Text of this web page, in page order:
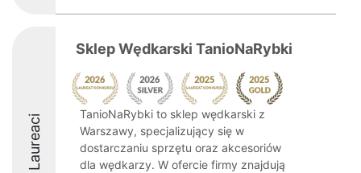
Laureaci
Sklep Wędkarski TanioNaRybki
TanioNaRybki to sklep wędkarski z
Warszawy, specjalizujący się w
dostarczaniu sprzętu oraz akcesoriów
dla wędkarzy. W ofercie firmy znajdują